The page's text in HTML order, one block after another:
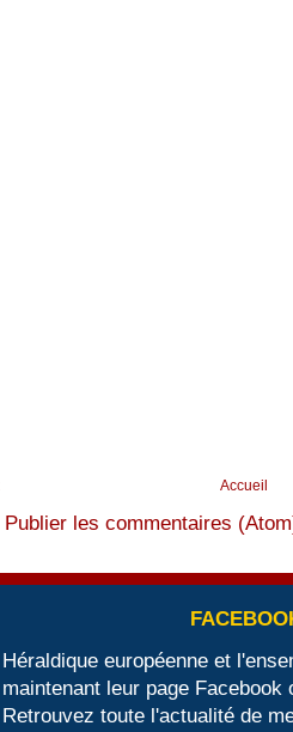
Accueil
Publier les commentaires
Héraldique européenne et
maintenant leur page Facebook
Retrouvez toute l'actualité de